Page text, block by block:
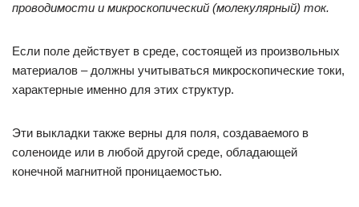
проводимости и микроскопический (молекулярный) ток.
Если поле действует в среде, состоящей из произвольных
материалов – должны учитываться микроскопические токи,
характерные именно для этих структур.
Эти выкладки также верны для поля, создаваемого в
соленоиде или в любой другой среде, обладающей
конечной магнитной проницаемостью.